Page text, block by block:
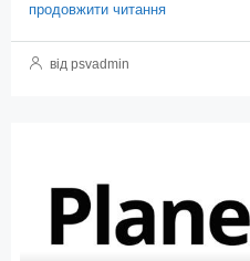
продовжити читання
від psvadmin